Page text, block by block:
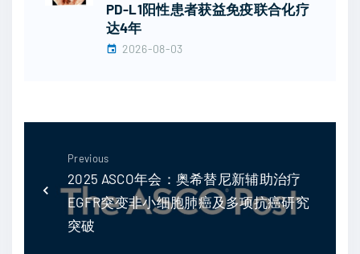
PD-L1阳性患者获益免疫联合化疗
达4年
2026-08-03
Previous
2025 ASCO年会：奥希替尼新辅助治疗
EGFR突变非小细胞肺癌及多项抗癌研究
突破